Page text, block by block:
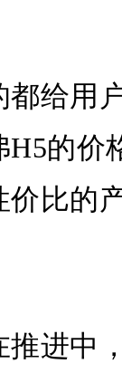
给用
的价
比的
进中，